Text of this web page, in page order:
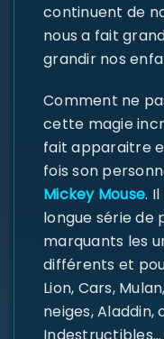
continuent de
nous a fait
grandir nos
Comment ne
cette magie
fait apparaitre
fois son
Mickey Mouse.
longue série de
marquants les
différents et
Lion, Cars,
neiges, Aladdin,